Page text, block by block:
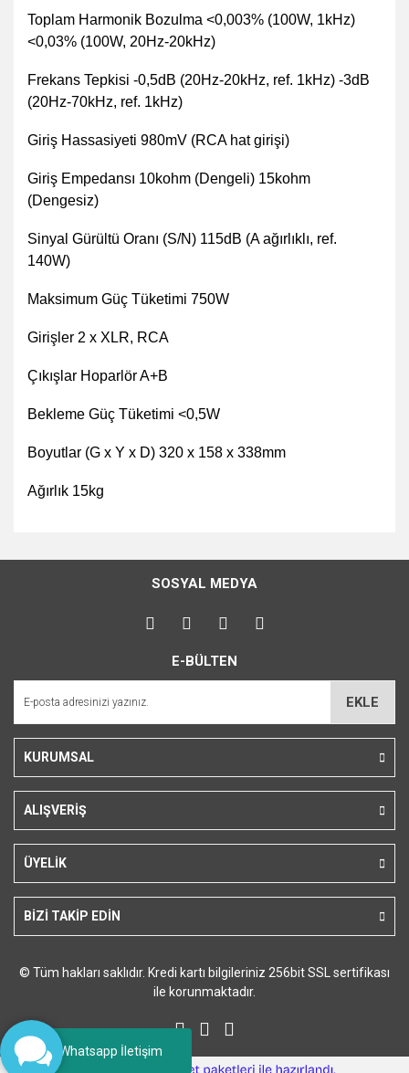
Whatsapp İletişim
Toplam Harmonik Bozulma <0,003% (100W, 1kHz)
<0,03% (100W, 20Hz-20kHz)
Frekans Tepkisi -0,5dB (20Hz-20kHz, ref. 1kHz) -3dB
(20Hz-70kHz, ref. 1kHz)
Giriş Hassasiyeti 980mV (RCA hat girişi)
Giriş Empedansı 10kohm (Dengeli) 15kohm
(Dengesiz)
Sinyal Gürültü Oranı (S/N) 115dB (A ağırlıklı, ref.
140W)
Maksimum Güç Tüketimi 750W
Girişler 2 x XLR, RCA
Çıkışlar Hoparlör A+B
Bekleme Güç Tüketimi <0,5W
Boyutlar (G x Y x D) 320 x 158 x 338mm
Ağırlık 15kg
konularda yetersiz gördüğünüz noktaları öneri formunu
kullanarak tarafımıza iletebilirsiniz.
Görüş ve önerileriniz için teşekkür ederiz.
Ürün açıklamasında eksik bilgiler bulunuyor.
Bu ürüne benzer farklı alternatifler olmalı.
SOSYAL MEDYA
E-BÜLTEN
EKLE
KURUMSAL
ALIŞVERİŞ
ÜYELİK
BİZİ TAKİP EDİN
© Tüm hakları saklıdır. Kredi kartı bilgileriniz 256bit SSL sertifikası
ile korunmaktadır.
e-